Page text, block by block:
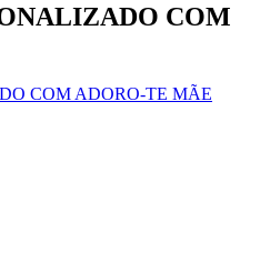
COM
COM ADORO-TE MÃE